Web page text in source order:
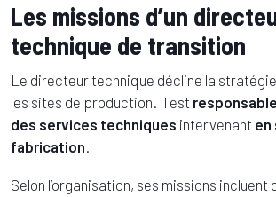
Les missions d’un
technique de transition
Le directeur technique décline la
les sites de production. Il est
des services techniques intervenant en
fabrication.
Selon l’organisation, ses missions incluent